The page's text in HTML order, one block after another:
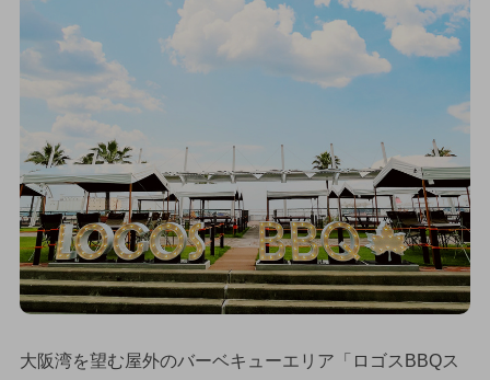
大阪湾を望む屋外のバーベキューエリア「ロゴスBBQス